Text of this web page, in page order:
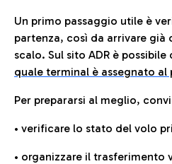
Un primo passaggio utile è
partenza, così da arrivare già
scalo. Sul sito ADR è
quale terminal è assegnato al
Per prepararsi al meglio,
• verificare lo stato del volo
• organizzare il trasferimento